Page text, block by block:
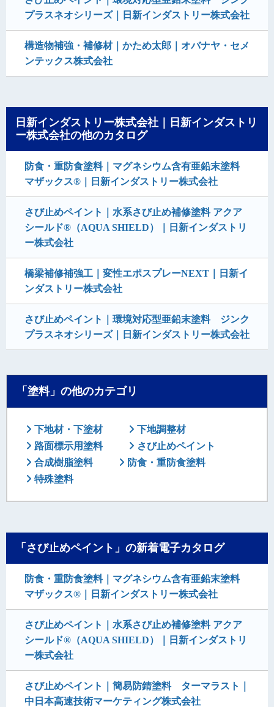
プラスネオシリーズ｜日新インダストリー株式会社
構造物補強・補修材｜かため太郎｜オバナヤ・セメ
ンテックス株式会社
日新インダストリー株式会社｜日新インダストリ
ー株式会社の他のカタログ
防食・重防食塗料｜マグネシウム含有亜鉛末塗料
マザックス®｜日新インダストリー株式会社
さび止めペイント｜水系さび止め補修塗料 アクア
シールド®（AQUA SHIELD）｜日新インダストリ
ー株式会社
橋梁補修補強工｜変性エポスプレーNEXT｜日新イ
ンダストリー株式会社
さび止めペイント｜環境対応型亜鉛末塗料 ジンク
プラスネオシリーズ｜日新インダストリー株式会社
「塗料」の他のカテゴリ
下地材・下塗材
下地調整材
路面標示用塗料
さび止めペイント
合成樹脂塗料
防食・重防食塗料
特殊塗料
「さび止めペイント」の新着電子カタログ
防食・重防食塗料｜マグネシウム含有亜鉛末塗料
マザックス®｜日新インダストリー株式会社
さび止めペイント｜水系さび止め補修塗料 アクア
シールド®（AQUA SHIELD）｜日新インダストリ
ー株式会社
さび止めペイント｜簡易防錆塗料 ターマラスト｜
中日本高速技術マーケティング株式会社